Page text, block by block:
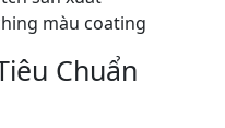
màu coating
Chuẩn